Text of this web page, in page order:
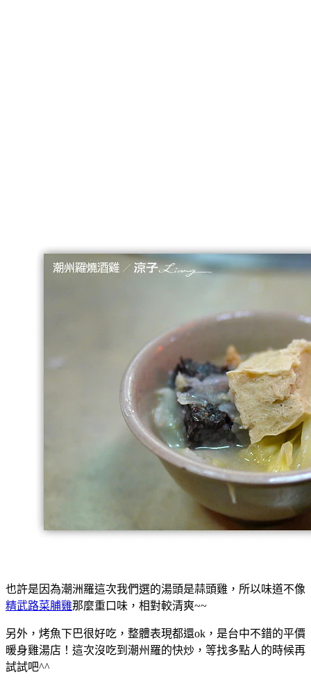
也許是因為潮洲羅這次我們選的湯頭是蒜頭雞，所以味道不像
精武路菜脯雞那麼重口味，相對較清爽~~
另外，烤魚下巴很好吃，整體表現都還ok，是台中不錯的平價
暖身雞湯店！這次沒吃到潮州羅的快炒，等找多點人的時候再
試試吧^^